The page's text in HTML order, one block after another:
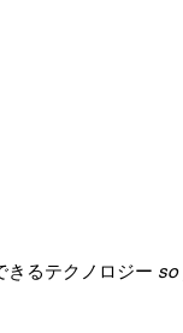
きるテクノロジー so